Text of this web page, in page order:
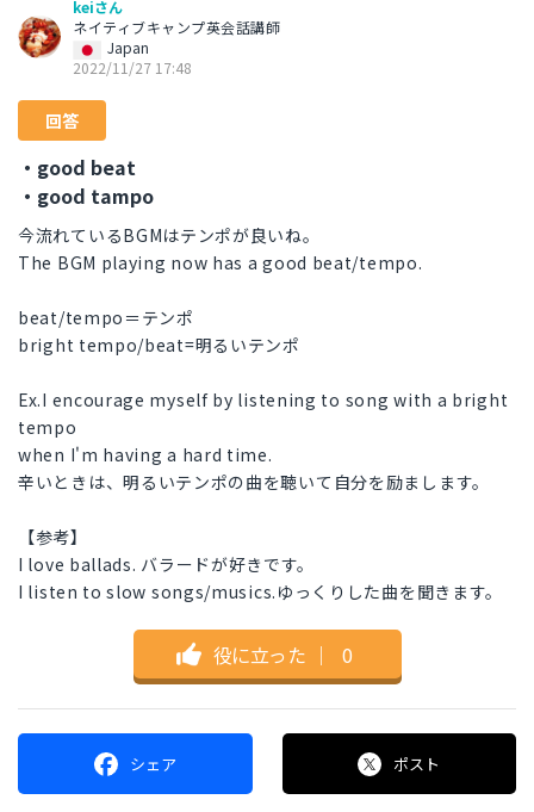
keiさん
ネイティブキャンプ英会話講師
Japan
2022/11/27 17:48
回答
・good beat
・good tampo
今流れているBGMはテンポが良いね。
The BGM playing now has a good beat/tempo.
beat/tempo＝テンポ
bright tempo/beat=明るいテンポ
Ex.I encourage myself by listening to song with a bright
tempo
when I'm having a hard time.
辛いときは、明るいテンポの曲を聴いて自分を励まします。
【参考】
I love ballads. バラードが好きです。
I listen to slow songs/musics.ゆっくりした曲を聞きます。
役に立った ｜ 0
シェア ポスト